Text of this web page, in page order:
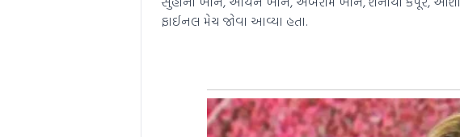
ફાઈનલ મેચ જોવા આવ્યા હતા.